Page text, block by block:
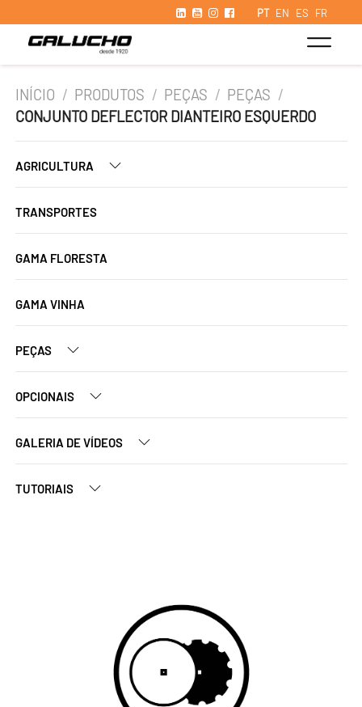
PT EN ES FR
INÍCIO / PRODUTOS / PEÇAS / PEÇAS /
CONJUNTO DEFLECTOR DIANTEIRO ESQUERDO
AGRICULTURA
TRANSPORTES
GAMA FLORESTA
GAMA VINHA
PEÇAS
OPCIONAIS
GALERIA DE VÍDEOS
TUTORIAIS